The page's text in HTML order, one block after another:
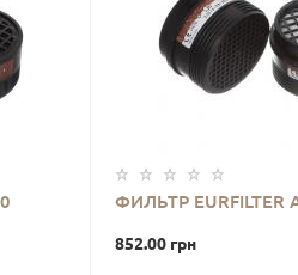
ФИЛЬТР EURFILTER
852.00 грн